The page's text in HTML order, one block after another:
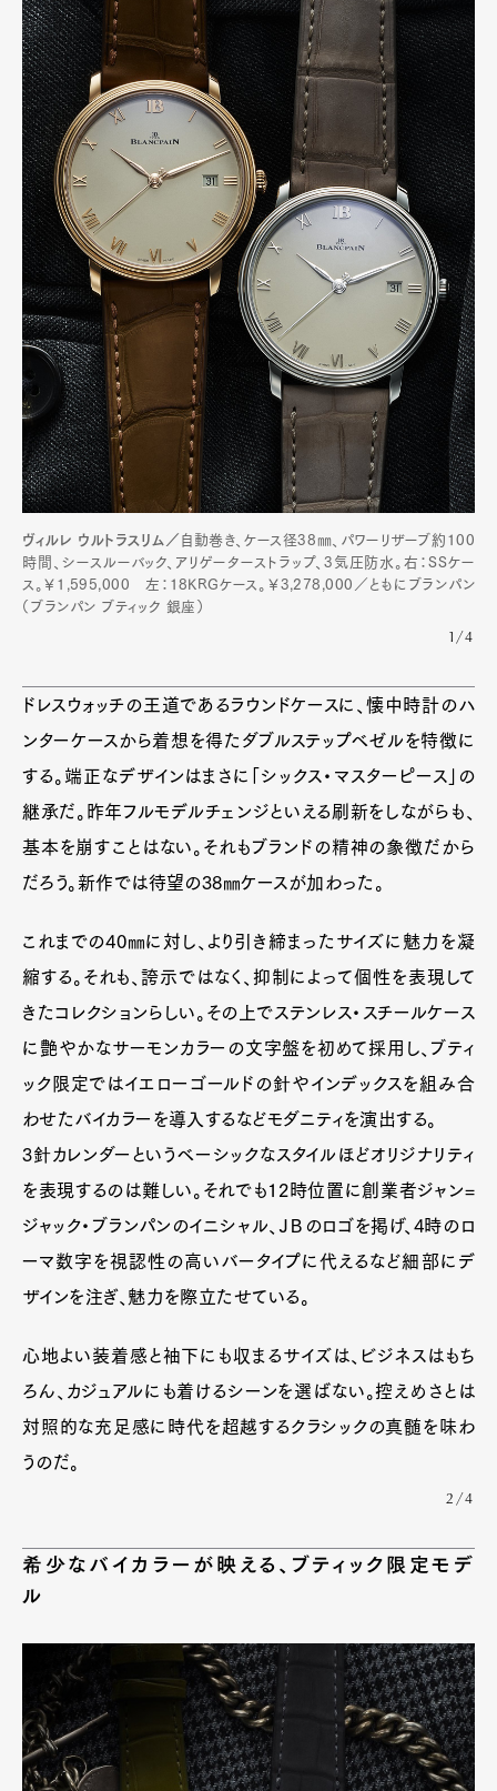
Art&Design WatchFashion
GourmetCars
CultureLifestyle
Pen Membership
Magazine
Official Columnist
About
Contact
Pen Meet
ヴィルレ ウルトラスリム／ 自動巻き、ケース径38㎜、パワーリザーブ約100
時間、シースルーバック、アリゲーターストラップ、3気圧防水。右：SSケー
ス。￥1,595,000 左：18KRGケース。￥3,278,000／ともにブランパン
（ブランパン ブティック 銀座）
1/4
ドレスウォッチの王道であるラウンドケースに、懐中時計のハ
ンターケースから着想を得たダブルステップベゼルを特徴に
する。端正なデザインはまさに「シックス・マスターピース」の
継承だ。昨年フルモデルチェンジといえる刷新をしながらも、
基本を崩すことはない。それもブランドの精神の象徴だから
だろう。新作では待望の38㎜ケースが加わった。
これまでの40㎜に対し、より引き締まったサイズに魅力を凝
縮する。それも、誇示ではなく、抑制によって個性を表現して
きたコレクションらしい。その上でステンレス・スチールケース
に艶やかなサーモンカラーの文字盤を初めて採用し、ブティ
ック限定ではイエローゴールドの針やインデックスを組み合
わせたバイカラーを導入するなどモダニティを演出する。
3針カレンダーというベーシックなスタイルほどオリジナリティ
を表現するのは難しい。それでも12時位置に創業者ジャン=
ジャック・ブランパンのイニシャル、ＪＢのロゴを掲げ、4時のロ
ーマ数字を視認性の高いバータイプに代えるなど細部にデ
ザインを注ぎ、魅力を際立たせている。
心地よい装着感と袖下にも収まるサイズは、ビジネスはもち
ろん、カジュアルにも着けるシーンを選ばない。控えめさとは
対照的な充足感に時代を超越するクラシックの真髄を味わ
うのだ。
2/4
希少なバイカラーが映える、ブティック限定モデ
ル